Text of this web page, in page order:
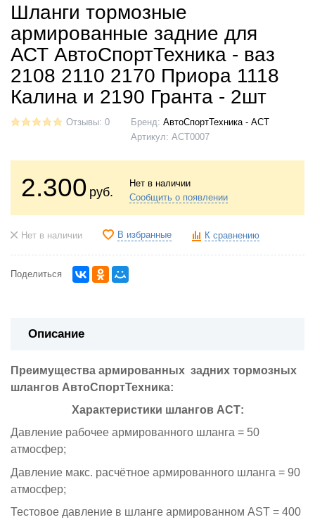
Шланги тормозные
армированные задние для
АСТ АвтоСпортТехника - ваз
2108 2110 2170 Приора 1118
Калина и 2190 Гранта - 2шт
Отзывы: 0 Бренд: АвтоСпортТехника - АСТ
Артикул: АСТ0007
2.300 руб.
Нет в наличии
Сообщить о появлении
Нет в наличии В избранные К сравнению
Поделиться
Описание
Преимущества армированных задних тормозных
шлангов АвтоСпортТехника:
Характеристики шлангов АСТ:
Давление рабочее армированного шланга = 50
атмосфер;
Давление макс. расчётное армированного шланга = 90
атмосфер;
Тестовое давление в шланге армированном AST = 400